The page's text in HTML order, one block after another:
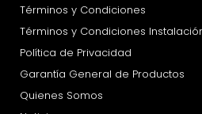
Términos y Condiciones
Términos y Condiciones
Política de Privacidad
Garantía General de Productos
Quienes Somos